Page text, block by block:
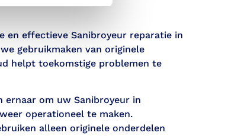
en effectieve Sanibroyeur reparatie in
gebruikmaken van originele
helpt toekomstige problemen te
ernaar om uw Sanibroyeur in
operationeel te maken.
alleen originele onderdelen